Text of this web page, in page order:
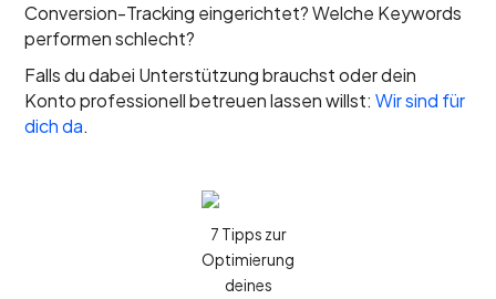
Conversion-Tracking eingerichtet? Welche Keywords
performen schlecht?
Falls du dabei Unterstützung brauchst oder dein
Konto professionell betreuen lassen willst:Wir sind für
dich da.
7 Tipps zur
Optimierung
deines